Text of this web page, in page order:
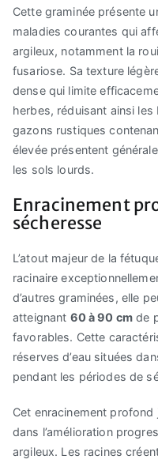
Cette graminée présente
maladies courantes qui
argileux, notamment la
fusariose. Sa texture
dense qui limite
herbes, réduisant ainsi
gazons rustiques
élevée présentent
les sols lourds.
Enracinement
sécheresse
L’atout majeur de la
racinaire
d’autres graminées, elle
atteignant 60 à 90 cm de
favorables. Cette
réserves d’eau situées
pendant les périodes de
Cet enracinement
dans l’amélioration
argileux. Les racines